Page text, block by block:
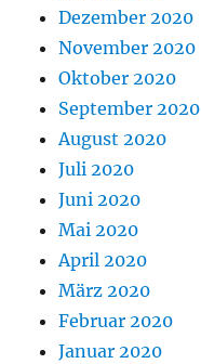
Dezember 2020
November 2020
Oktober 2020
September 2020
August 2020
Juli 2020
Juni 2020
Mai 2020
April 2020
März 2020
Februar 2020
Januar 2020